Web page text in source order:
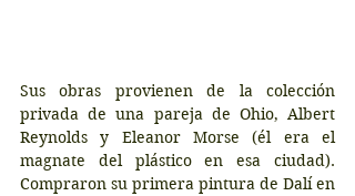
Sus obras provienen de la colección
privada de una pareja de Ohio, Albert
Reynolds y Eleanor Morse (él era el
magnate del plástico en esa ciudad).
Compraron su primera pintura de Dalí en